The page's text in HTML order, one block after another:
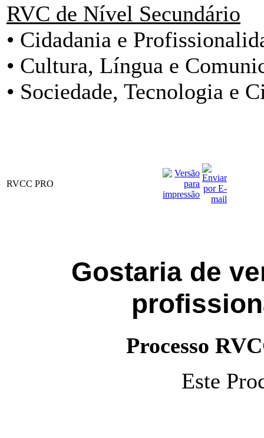
RVC de Nível Secundário
• Cidadania e
• Cultura, Língua e
• Sociedade, Tecnologia e
RVCC PRO
Gostaria de
Processo
Este